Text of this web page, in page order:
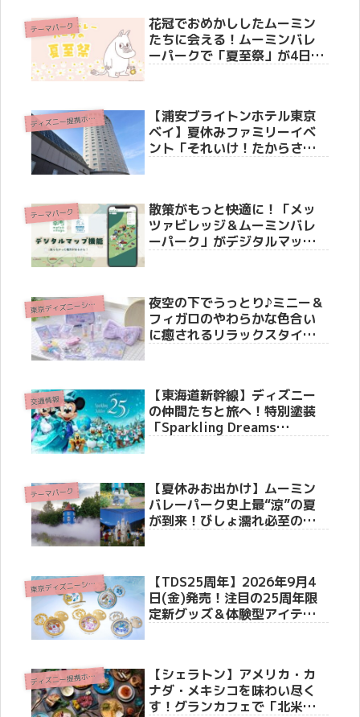
テーマパーク
花冠でおめかししたムーミン
たちに会える！ムーミンバレ
ーパークで「夏至祭」が4日間
デ
ィズニー提携ホテル
【浦安ブライトンホテル東京
ベイ】夏休みファミリーイベ
ント「それいけ！たからさが
テーマパーク
散策がもっと快適に！「メッ
ツァビレッジ＆ムーミンバレ
ーパーク」がデジタルマップ
東
京ディズニーシー(R)
夜空の下でうっとり♪ミニー＆
フィガロのやわらかな色合い
に癒されるリラックスタイム
交通情報
【東海道新幹線】ディズニー
の仲間たちと旅へ！特別塗装
「Sparkling Dreams
テーマパーク
【夏休みお出かけ】ムーミン
バレーパーク史上最“涼”の夏
が到来！びしょ濡れ必至の新
東
京ディズニーシー(R)
【TDS25周年】2026年9月4
日(金)発売！注目の25周年限
定新グッズ＆体験型アイテム3
デ
ィズニー提携ホテル
【シェラトン】アメリカ・カ
ナダ・メキシコを味わい尽く
す！グランカフェで「北米フ